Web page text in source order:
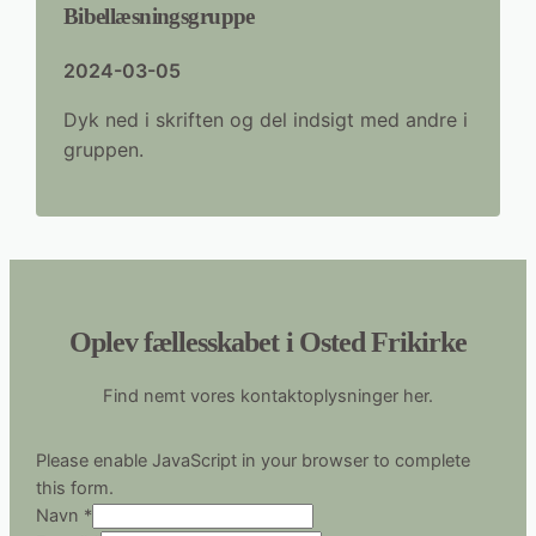
Bibellæsningsgruppe
2024-03-05
Dyk ned i skriften og del indsigt med andre i
gruppen.
Oplev fællesskabet i Osted Frikirke
Find nemt vores kontaktoplysninger her.
Please enable JavaScript in your browser to complete
this form.
Navn *